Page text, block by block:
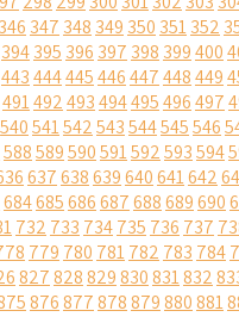
346 347 348 349 350 351352
394395 396 397 398 399400
443444445446447448449
491492493494495496497
540541542543544545546
588589590591592593594
637638639640641642
684685686687688689690
732 733 734735 736 737
779 780 781782 783 784
827828829830831832
876877878879880881